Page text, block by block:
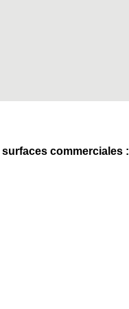
commerciales :